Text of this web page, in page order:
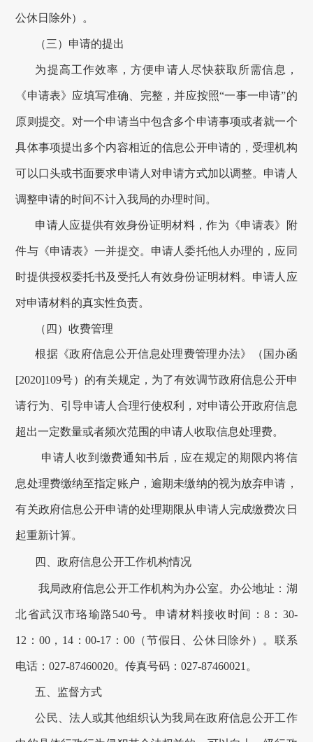
公休日除外）。
（三）申请的提出
为提高工作效率，方便申请人尽快获取所需信息，
《申请表》应填写准确、完整，并应按照“一事一申请”的
原则提交。对一个申请当中包含多个申请事项或者就一个
具体事项提出多个内容相近的信息公开申请的，受理机构
可以口头或书面要求申请人对申请方式加以调整。申请人
调整申请的时间不计入我局的办理时间。
申请人应提供有效身份证明材料，作为《申请表》附
件与《申请表》一并提交。申请人委托他人办理的，应同
时提供授权委托书及受托人有效身份证明材料。申请人应
对申请材料的真实性负责。
（四）收费管理
根据《政府信息公开信息处理费管理办法》（国办函
[2020]109号）的有关规定，为了有效调节政府信息公开申
请行为、引导申请人合理行使权利，对申请公开政府信息
超出一定数量或者频次范围的申请人收取信息处理费。
申请人收到缴费通知书后，应在规定的期限内将信
息处理费缴纳至指定账户，逾期未缴纳的视为放弃申请，
有关政府信息公开申请的处理期限从申请人完成缴费次日
起重新计算。
四、政府信息公开工作机构情况
我局政府信息公开工作机构为办公室。办公地址： 湖
北省武汉市珞瑜路540号。 申请材料接收 时间：8：30-
1 2 ： 00，14 ：00-17：00（节假日、公休日除外）。联系
电话：027-87460020。传真号码：027-87460021 。
五 、监督方式
公民、法人或其他组织认为我局在政府信息公开工作